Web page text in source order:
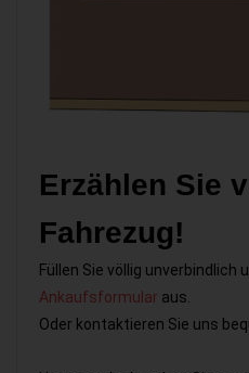
Erzählen Sie
Fahrezug!
Füllen Sie völlig unverbindlich
Ankaufsformular aus.
Oder kontaktieren Sie uns